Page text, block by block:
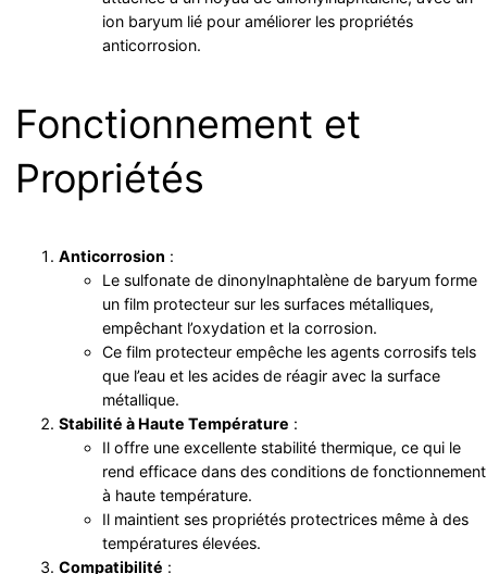
ion baryum lié pour améliorer les propriétés
anticorrosion.
Fonctionnement et
Propriétés
Anticorrosion :
Le sulfonate de dinonylnaphtalène de baryum forme
un film protecteur sur les surfaces métalliques,
empêchant l’oxydation et la corrosion.
Ce film protecteur empêche les agents corrosifs tels
que l’eau et les acides de réagir avec la surface
métallique.
Stabilité à Haute Température :
Il offre une excellente stabilité thermique, ce qui le
rend efficace dans des conditions de fonctionnement
à haute température.
Il maintient ses propriétés protectrices même à des
températures élevées.
Compatibilité :